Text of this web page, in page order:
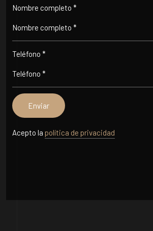
Nombre completo *
Teléfono *
Acepto la política de privacidad